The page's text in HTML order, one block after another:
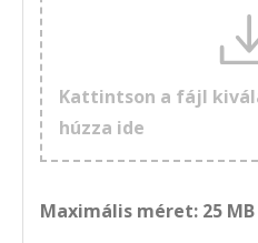
Kattintson a fájl
húzza ide
Maximális méret: 25 MB